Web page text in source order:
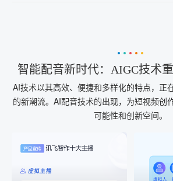
智能配音新时代：AIGC技术
AI技术以其高效、便捷和多样化的特点，正
的新潮流。AI配音技术的出现，为短视频创
可能性和创新空间。
AI配音
AI+